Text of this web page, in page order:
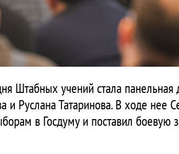
Штабных учений стала панельная
и Руслана Татаринова. В ходе нее
в Госдуму и поставил боевую